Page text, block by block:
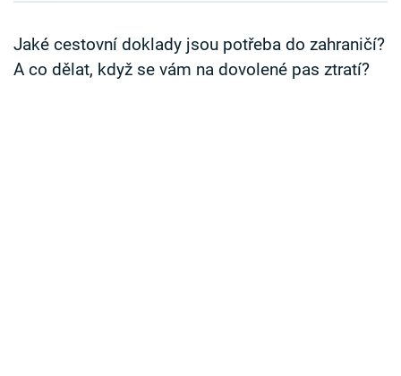
Jaké cestovní doklady jsou potřeba do zahraničí?
A co dělat, když se vám na dovolené pas ztratí?